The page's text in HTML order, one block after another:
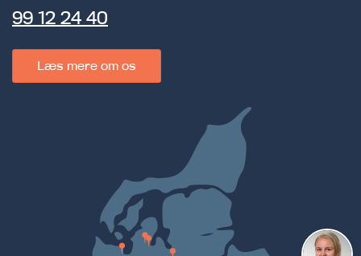
99 12 24 40
Læs mere om os